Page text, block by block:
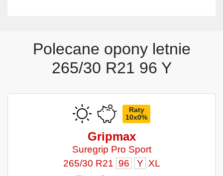
Polecane opony letnie
265/30 R21 96 Y
Raty
10x0%
Gripmax
Suregrip Pro Sport
265/30 R21 96 Y XL